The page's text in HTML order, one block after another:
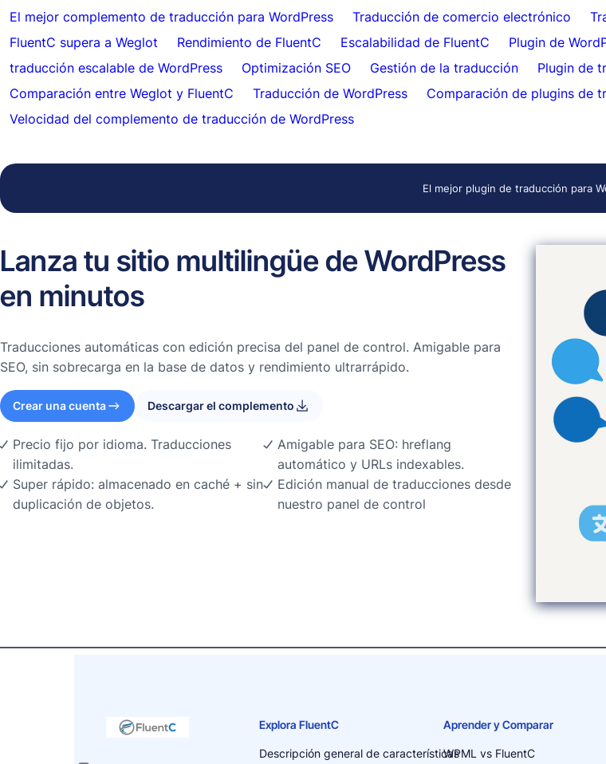
El mejor complemento de traducción para WordPress
Traducción de comercio electrónico
FluentC supera a Weglot
Rendimiento de FluentC Escalabilidad de FluentC Plugin de
traducción escalable de WordPress
Optimización SEO Gestión de la traducción
Plugin de
Comparación entre Weglot y FluentC
Traducción de WordPress
Comparación de plugins de
Velocidad del complemento de traducción de WordPress
El mejor plugin de traducción para
Lanza tu sitio multilingüe de WordPress
en minutos
Traducciones automáticas con edición precisa del panel de control. Amigable para
SEO, sin sobrecarga en la base de datos y rendimiento ultrarrápido.
Crear una cuenta Descargar el complemento
Precio fijo por idioma. Traducciones
ilimitadas.
Super rápido: almacenado en caché + sin
duplicación de objetos.
Amigable para SEO: hreflang
automático y URLs indexables.
Edición manual de traducciones desde
nuestro panel de control
Explora FluentC
Descripción general de características
Aprender y Comparar
WPML vs FluentC